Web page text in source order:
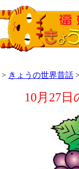
> きょうの世界昔話
10月27